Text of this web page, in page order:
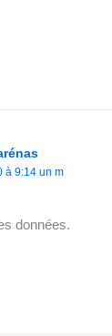
à 9:14 un m
données.